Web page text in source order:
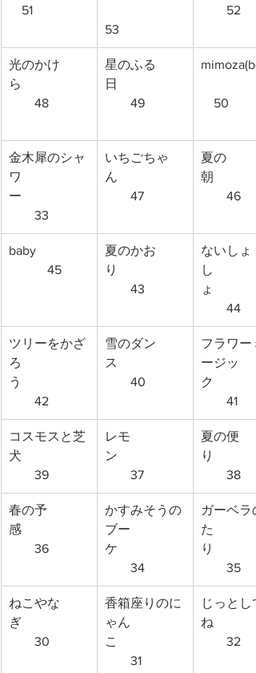
51
53
52
光のかけ
ら
48
星のふる
日
49
50
金木犀のシャ
ワ
ー
33
いちごちゃ
ん
47
夏の
46
baby
45
夏のかお
り
43
ないしょ
し
44
ツリーをかざ
ろ
う
42
雪のダン
ス
40
フラワー
ージッ
41
コスモスと芝
犬
39
レモ
ン
37
夏の便
38
春の予
感
36
かすみそうの
ブー
ケ
34
ガーベラ
た
35
ねこやな
ぎ
30
香箱座りのに
ゃん
こ
31
じっとし
32